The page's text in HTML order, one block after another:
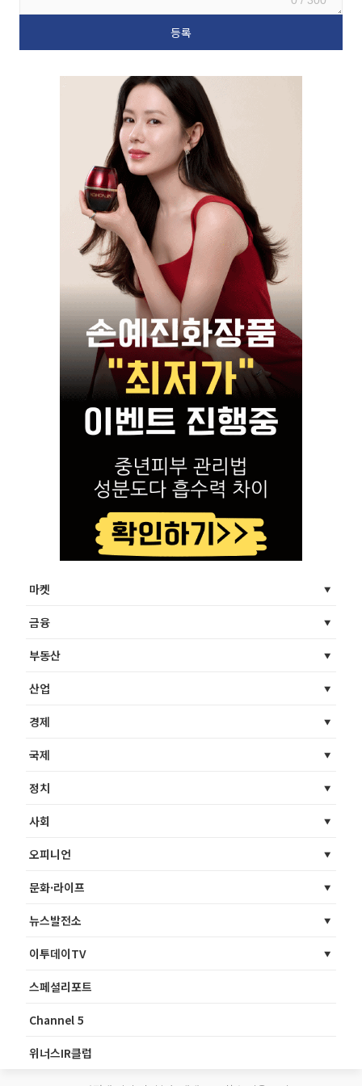
마켓
금융
부동산
산업
경제
국제
정치
사회
오피니언
문화·라이프
뉴스발전소
이투데이TV
스페셜리포트
Channel 5
위너스IR클럽